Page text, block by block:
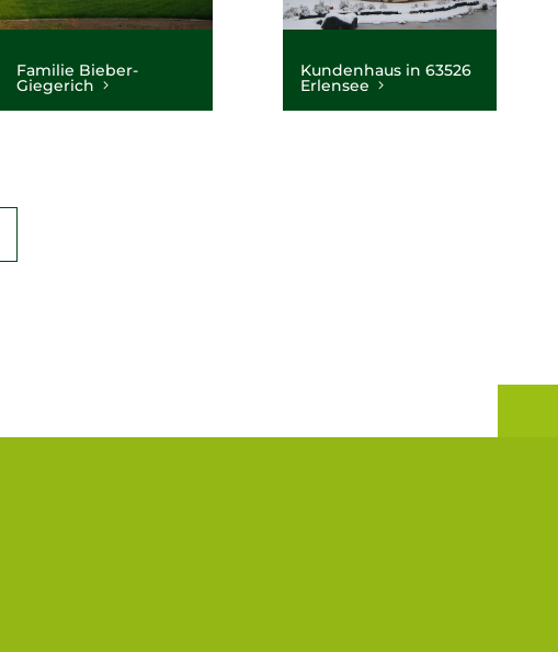
Familie Bieber-
Giegerich
Kundenhaus in 63526
Erlensee